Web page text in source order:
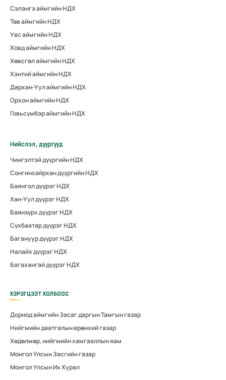
Сэлэнгэ аймгийн НДХ
Төв аймгийн НДХ
Увс аймгийн НДХ
Ховд аймгийн НДХ
Хөвсгөл аймгийн НДХ
Хэнтий аймгийн НДХ
Дархан-Уул аймгийн НДХ
Орхон аймгийн НДХ
Говьсүмбэр аймгийн НДХ
Нийслэл, дүүргүүд
Чингэлтэй дүүргийн НДХ
Сонгинхайрхан дүүргийн НДХ
Баянгол дүүрэг НДХ
Хан-Уул дүүрэг НДХ
Баянзүрх дүүрэг НДХ
Сүхбаатар дүүрэг НДХ
Багануур дүүрэг НДХ
Налайх дүүрэг НДХ
Багахангай дүүрэг НДХ
ХЭРЭГЦЭЭТ ХОЛБООС
Дорнод аймгийн Засаг даргын Тамгын газар
Нийгмийн даатгалын ерөнхий газар
Хөдөлмөр, нийгмийн хамгааллын яам
Монгол Улсын Засгийн газар
Монгол Улсын Их Хурал